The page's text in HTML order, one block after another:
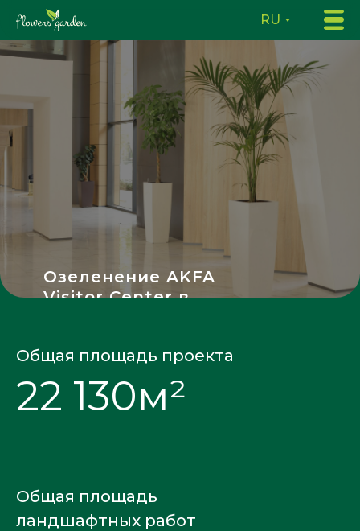
RU
Озеленение AKFA
Visitor Center в
22 130м²
Общая площадь
ландшафтных работ
Общая площадь проекта